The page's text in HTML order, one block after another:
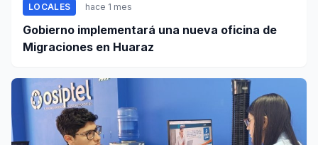
LOCALES hace 1 mes
Gobierno implementará una nueva oficina de
Migraciones en Huaraz